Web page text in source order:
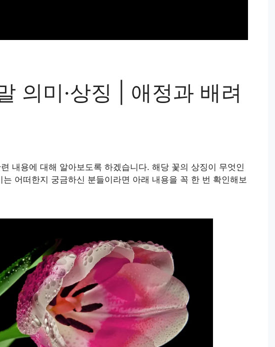
의미·상징 | 애정과 배려
내용에 대해 알아보도록 하겠습니다. 해당 꽃의 상징이 무엇인
어떠한지 궁금하신 분들이라면 아래 내용을 꼭 한 번 확인해보